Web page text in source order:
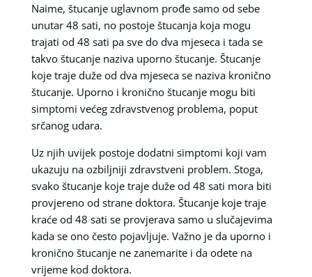
Naime, štucanje uglavnom prođe samo od sebe
unutar 48 sati, no postoje štucanja koja mogu
trajati od 48 sati pa sve do dva mjeseca i tada se
takvo štucanje naziva uporno štucanje. Štucanje
koje traje duže od dva mjeseca se naziva kronično
štucanje. Uporno i kronično štucanje mogu biti
simptomi većeg zdravstvenog problema, poput
srčanog udara.
Uz njih uvijek postoje dodatni simptomi koji vam
ukazuju na ozbiljniji zdravstveni problem. Stoga,
svako štucanje koje traje duže od 48 sati mora biti
provjereno od strane doktora. Štucanje koje traje
kraće od 48 sati se provjerava samo u slučajevima
kada se ono često pojavljuje. Važno je da uporno i
kronično štucanje ne zanemarite i da odete na
vrijeme kod doktora.